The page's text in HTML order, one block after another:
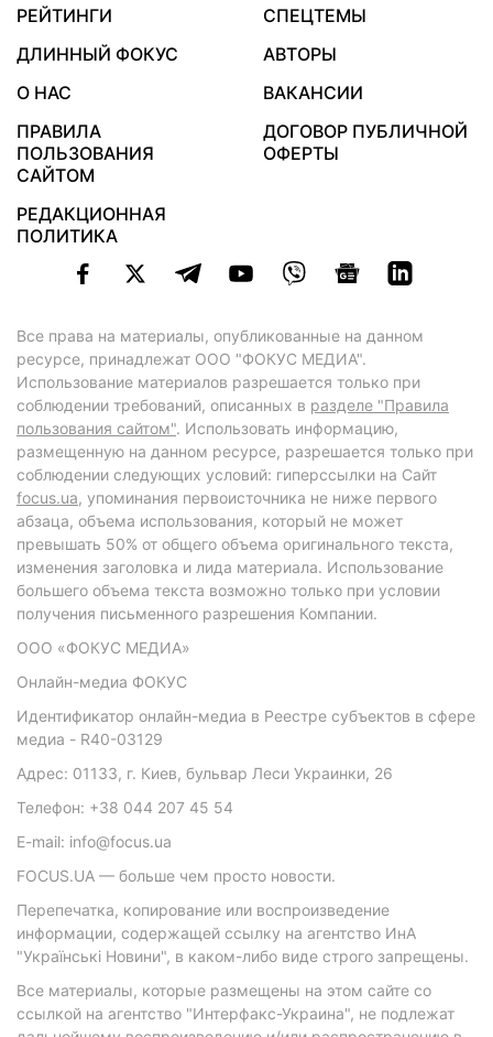
РЕЙТИНГИ
СПЕЦТЕМЫ
ДЛИННЫЙ ФОКУС
АВТОРЫ
О НАС
ВАКАНСИИ
ПРАВИЛА
ПОЛЬЗОВАНИЯ
САЙТОМ
ДОГОВОР ПУБЛИЧНОЙ
ОФЕРТЫ
РЕДАКЦИОННАЯ
ПОЛИТИКА
Все права на материалы, опубликованные на данном
ресурсе, принадлежат ООО "ФОКУС МЕДИА".
Использование материалов разрешается только при
соблюдении требований, описанных в разделе "Правила
пользования сайтом". Использовать информацию,
размещенную на данном ресурсе, разрешается только при
соблюдении следующих условий: гиперссылки на Сайт
focus.ua, упоминания первоисточника не ниже первого
абзаца, объема использования, который не может
превышать 50% от общего объема оригинального текста,
изменения заголовка и лида материала. Использование
большего объема текста возможно только при условии
получения письменного разрешения Компании.
ООО «ФОКУС МЕДИА»
Онлайн-медиа ФОКУС
Идентификатор онлайн-медиа в Реестре субъектов в сфере
медиа - R40-03129
Адрес: 01133, г. Киев, бульвар Леси Украинки, 26
Телефон: +38 044 207 45 54
E-mail: info@focus.ua
FOCUS.UA — больше чем просто новости.
Перепечатка, копирование или воспроизведение
информации, содержащей ссылку на агентство ИнА
"Українські Новини", в каком-либо виде строго запрещены.
Все материалы, которые размещены на этом сайте со
ссылкой на агентство "Интерфакс-Украина", не подлежат